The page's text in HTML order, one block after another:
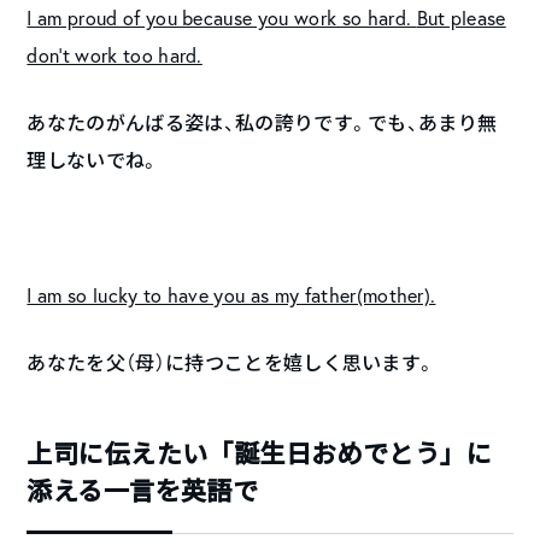
I am proud of you because you work so hard. But please
don’t work too hard.
あなたのがんばる姿は、私の誇りです。でも、あまり無
理しないでね。
I am so lucky to have you as my father(mother).
あなたを父（母）に持つことを嬉しく思います。
上司に伝えたい「誕生日おめでとう」に
添える一言を英語で